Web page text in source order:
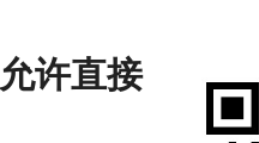
许直接